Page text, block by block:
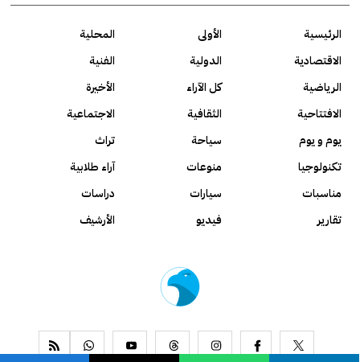
الرئيسية الأولى
المحلية
الاقتصادية
الدولية
الفنية
الرياضية
كل الآراء
الأخيرة
الافتتاحية
الثقافية
الاجتماعية
يوم و يوم
سياحة
تراث
تكنولوجيا
منوعات
آراء طلابية
مناسبات
سيارات
دراسات
تقارير
فيديو الأرشيف